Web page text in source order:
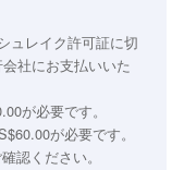
ュレイク許可証に切
社にお支払いいた
が必要です。
が必要です。
認ください。